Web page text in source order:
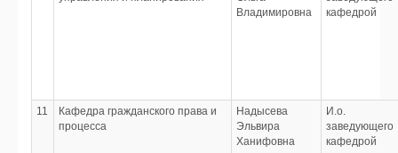
Владимировна
кафедрой
11
Кафедра гражданского права и
процесса
Надысева
Эльвира
Ханифовна
И.о.
заведующего
кафедрой